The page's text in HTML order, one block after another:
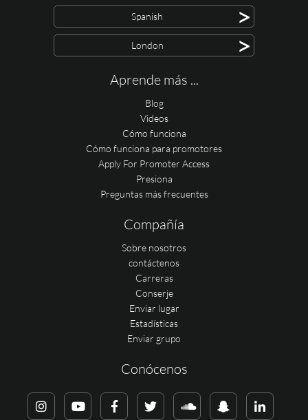
Spanish >
London >
Aprende más ...
Blog
Videos
Cómo funciona
Cómo funciona para promotores
Apply For Promoter Access
Presiona
Preguntas más frecuentes
Compañía
Sobre nosotros
contáctenos
Carreras
Conserje
Enviar lugar
Estadísticas
Enviar grupo
Conócenos